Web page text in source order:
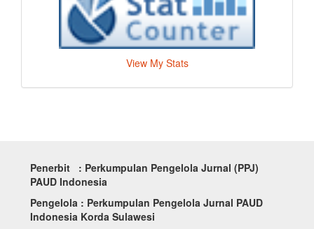
View My Stats
Penerbit : Perkumpulan Pengelola Jurnal (PPJ)
PAUD Indonesia
Pengelola : Perkumpulan Pengelola Jurnal PAUD
Indonesia Korda Sulawesi